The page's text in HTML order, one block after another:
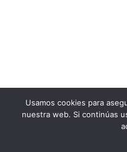
Usamos cookies para
nuestra web. Si continúas